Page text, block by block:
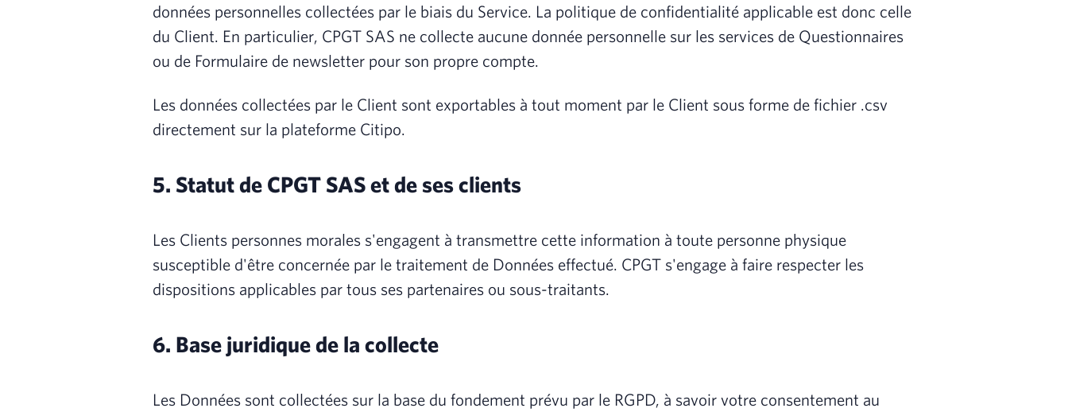
données personnelles collectées par le biais du Service. La politique de confidentialité applicable est donc celle
du Client. En particulier, CPGT SAS ne collecte aucune donnée personnelle sur les services de Questionnaires
ou de Formulaire de newsletter pour son propre compte.
Les données collectées par le Client sont exportables à tout moment par le Client sous forme de fichier .csv
directement sur la plateforme Citipo.
5. Statut de CPGT SAS et de ses clients
Les Clients personnes morales s'engagent à transmettre cette information à toute personne physique
susceptible d'être concernée par le traitement de Données effectué. CPGT s'engage à faire respecter les
dispositions applicables par tous ses partenaires ou sous-traitants.
6. Base juridique de la collecte
‍Les Données sont collectées sur la base du fondement prévu par le RGPD, à savoir votre consentement au